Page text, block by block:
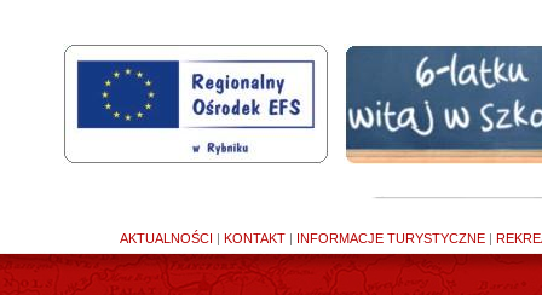
AKTUALNOŚCI | KONTAKT | INFORMACJE TURYSTYCZNE |